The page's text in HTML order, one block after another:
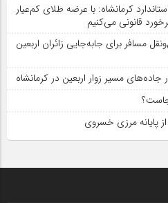
یا اعتماد ۱۸ عیار؟/استاندارد کرمانشاه: با عرضه طلای کم‌عیار
قانونی می‌کنیم
مسافر برای جابه‌جایی زائران اربعین
از پایانه مرزی خسروی